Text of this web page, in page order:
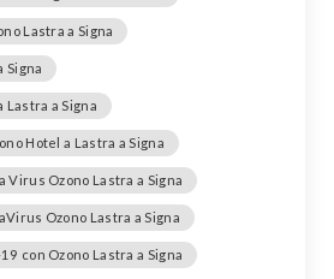
Lastra a Signa
Signa
Lastra a Signa
Hotel a Lastra a Signa
Virus Ozono Lastra a Signa
Ozono Lastra a Signa
con Ozono Lastra a Signa